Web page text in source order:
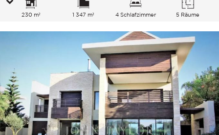
230 m² 1 347 m² 4 Schlafzimmer 5 Räume